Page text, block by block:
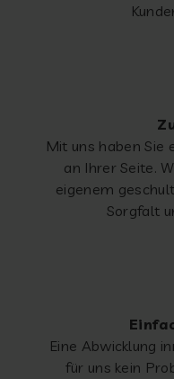
Mit uns haben Sie
an Ihrer Seite.
eigenem
Sorgfalt
Eine Abwicklung
für uns kein